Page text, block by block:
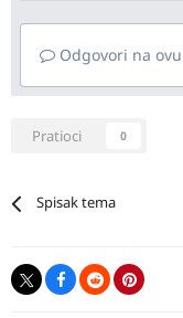
Odgovori na
Pratioci 0
Spisak tema